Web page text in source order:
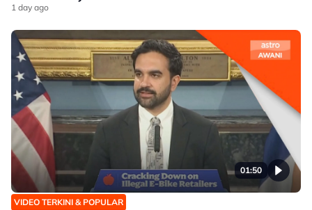
1 day ago
01:50
VIDEO TERKINI & POPULAR